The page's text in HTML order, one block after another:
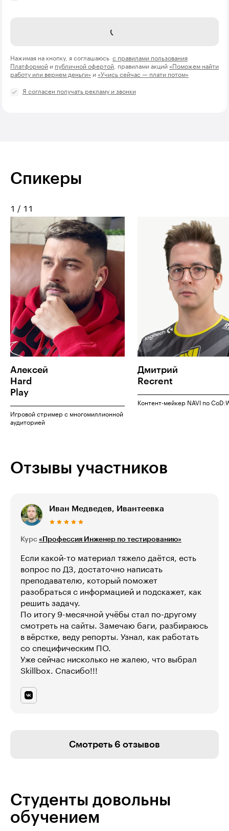
Отправить
Нажимая на кнопку, я соглашаюсь с правилами пользования
Платформой и публичной офертой , правилами акций «Поможем найти
работу или вернем деньги» и «Учись сейчас — плати потом»
Я согласен получать рекламу и звонки
Спикеры
1 / 11
Алексей
Hard
Play
Игровой стример с многомиллионной
аудиторией
Дмитрий
Recrent
Контент-мейкер NAVI по
Отзывы участников
Иван Медведев, Ивантеевка
Курс «Профессия Инженер по тестированию»
Если какой-то материал тяжело даётся, есть
вопрос по ДЗ, достаточно написать
преподавателю, который поможет
разобраться с информацией и подскажет, как
решить задачу.
По итогу 9-месячной учёбы стал по-другому
смотреть на сайты. Замечаю баги, разбираюсь
в вёрстке, веду репорты. Узнал, как работать
со специфическим ПО.
Уже сейчас нисколько не жалею, что выбрал
Skillbox. Спасибо!!!
Смотреть 6 отзывов
Студенты довольны
обучением